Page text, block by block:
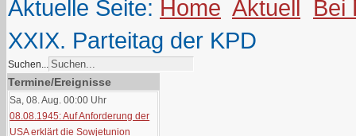
Aktuelle Seite: Home Aktuell Bei
XXIX. Parteitag der KPD
Suchen...
Termine/Ereignisse
Sa, 08. Aug. 00:00 Uhr
08.08.1945: Auf Anforderung der
USA erklärt die Sowjetunion